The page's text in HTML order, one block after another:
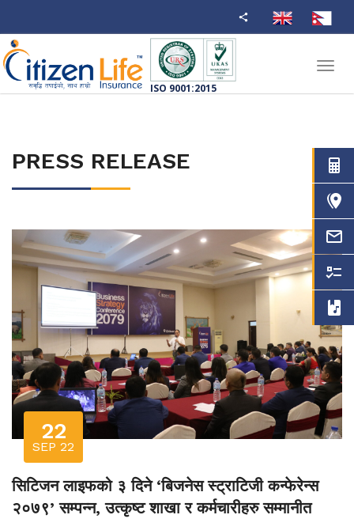
ISO 9001:2015
PRESS RELEASE
22
SEP 22
सिटिजन लाइफको ३ दिने ‘बिजनेस स्ट्राटिजी कन्फेरेन्स
२०७९’ सम्पन्न, उत्कृष्ट शाखा र कर्मचारीहरु सम्मानीत